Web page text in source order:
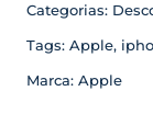
Categorias:
Tags: Apple,
Marca: Apple